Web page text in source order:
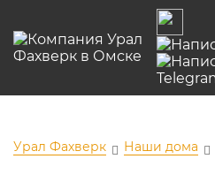
Урал Фахверк Наши дома